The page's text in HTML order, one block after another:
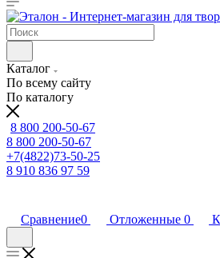
Каталог
По всему сайту
По каталогу
8 800 200-50-67
8 800 200-50-67
+7(4822)73-50-25
8 910 836 97 59
Сравнение0 Отложенные 0